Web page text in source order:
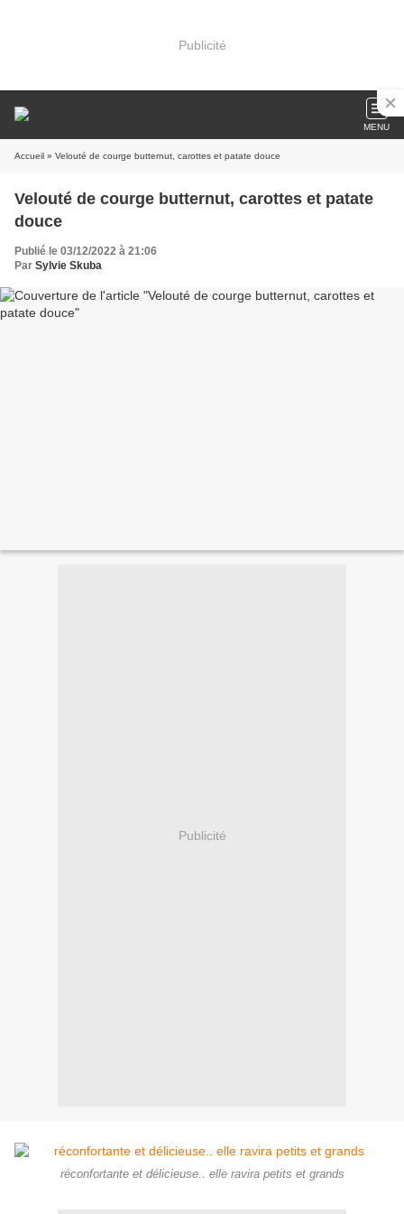
Publicité
MENU
Accueil » Velouté de courge butternut, carottes et patate douce
Velouté de courge butternut, carottes et patate
douce
Publié le 03/12/2022 à 21:06
Par Sylvie Skuba
Publicité
réconfortante et délicieuse.. elle ravira petits et grands